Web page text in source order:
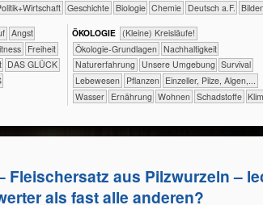
​​​​​​​​Geschichte ​​​​​​​Biologie ​​​​​Chemie ​​​Deutsch a.F.
​​​​​​​​​​​​​Angst
​​​Freiheit
DAS GLÜCK
ÖKO​LOGIE ​​​​​​​​​​​​​​(Kleine) Kreisläufe!
​​​​​​​​​​​​​​​​Ökologie-Grundlagen ​​​​​​​​​​​​​​​Nachhaltigkeit
​​​​​​​​​​​​​Naturerfahrung ​​​​​​​​​​​​​Unsere Umgebung ​​​​​​​​​​​​Survival
​​​​​​​​​Lebewesen ​​​​​​​​​Pflanzen ​​​​​​​Einzeller, Pilze, Algen,...
​​​​​​Wasser ​​​​Ernährung ​​​​Wohnen ​Schadstoffe
Fleischersatz aus Pilzwurzeln –
als fast alle anderen?